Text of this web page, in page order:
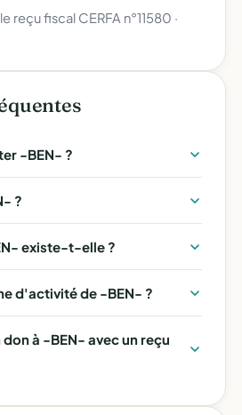
le reçu fiscal CERFA n°11580 ·
-BEN- ?
?
existe-t-elle ?
d'activité de -BEN- ?
à -BEN- avec un reçu